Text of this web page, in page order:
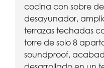
cocina con sobre
desayunador,
terrazas techadas
torre de solo 8
soundproof,